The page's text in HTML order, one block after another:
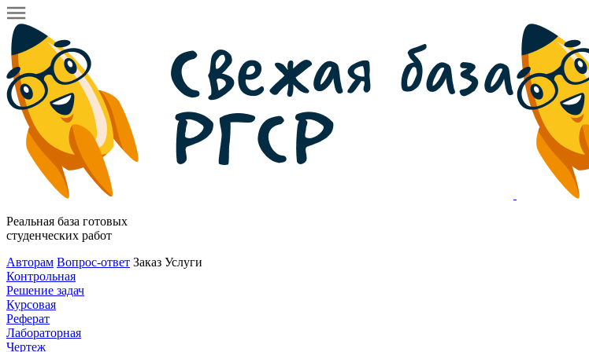
Реальная база готовых
студенческих работ
Авторам Вопрос-ответ Заказ Услуги
Контрольная
Решение задач
Курсовая
Реферат
Лабораторная
Чертеж